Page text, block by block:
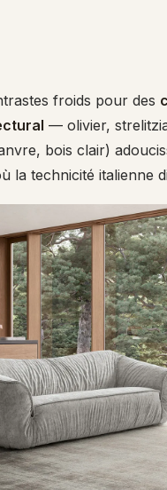
froids pour des
— olivier,
bois clair)
la technicité italienne